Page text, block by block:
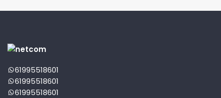
61995518601
61995518601
61995518601